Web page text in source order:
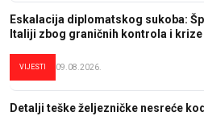
Eskalacija diplomatskog sukoba:
Italiji zbog graničnih kontrola i krize
VIJESTI 09.08.2026.
Detalji teške željezničke nesreće